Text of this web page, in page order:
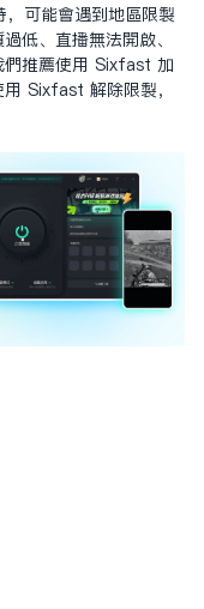
可能會遇到地區限制
低、直播無法開啟、
們推薦使用 Sixfast 加
Sixfast 解除限制，